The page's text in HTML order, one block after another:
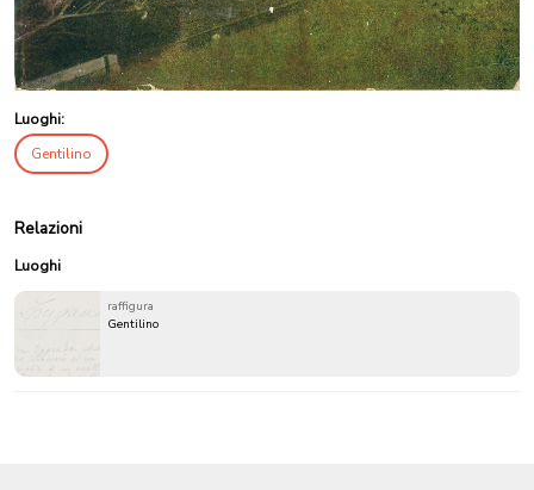
Luoghi:
Gentilino
Relazioni
Luoghi
raffigura
Gentilino